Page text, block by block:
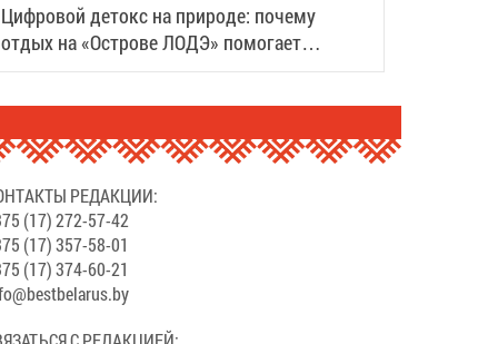
Цифровой детокс на природе: почему
отдых на «Острове ЛОДЭ» помогает
восстановить силы
РЕДАКЦИИ:
(17) 272-57-42
(17) 357-58-01
(17) 374-60-21